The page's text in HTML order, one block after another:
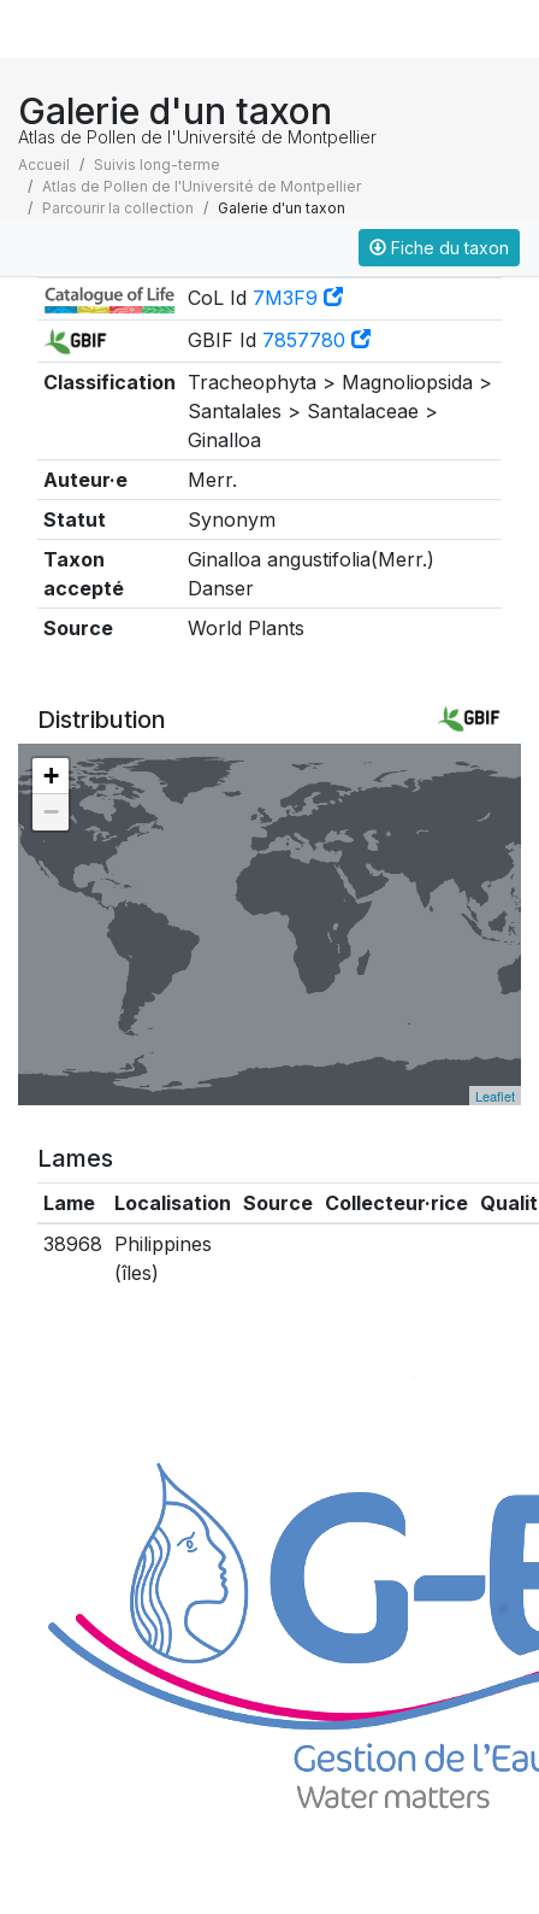
Galerie d'un taxon
Atlas de Pollen de l'Université de Montpellier
Accueil
Suivis long-terme
Atlas de Pollen de l'Université de Montpellier
Parcourir la collection
Galerie d'un taxon
Fiche du taxon
CoL Id 7M3F9
GBIF Id 7857780
Classification Tracheophyta > Magnoliopsida >
Santalales > Santalaceae >
Ginalloa
Auteur·e
Merr.
Statut
Synonym
Taxon
accepté
Ginalloa angustifolia(Merr.)
Danser
Source
World Plants
Distribution
+
−
Leaflet
Lames
Lame Localisation Source Collecteur·rice
38968 Philippines
(îles)